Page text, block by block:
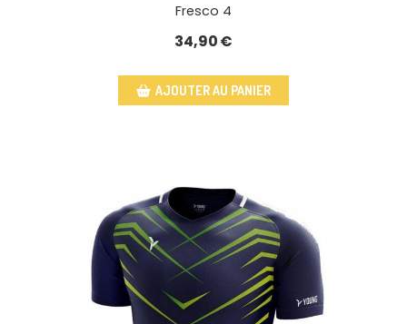
Fresco 4
34,90€
AJOUTER AU PANIER